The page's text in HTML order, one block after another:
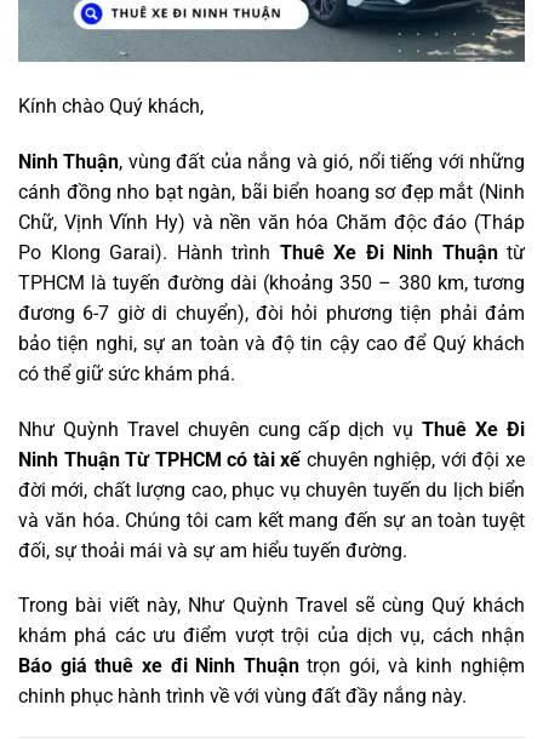
Kính chào Quý khách,
Ninh Thuận, vùng đất của nắng và gió, nổi tiếng với những
cánh đồng nho bạt ngàn, bãi biển hoang sơ đẹp mắt (Ninh
Chữ, Vịnh Vĩnh Hy) và nền văn hóa Chăm độc đáo (Tháp
Po Klong Garai). Hành trình Thuê Xe Đi Ninh Thuậntừ
TPHCM là tuyến đường dài (khoảng 350 – 380 km, tương
đương 6-7 giờ di chuyển), đòi hỏi phương tiện phải đảm
bảo tiện nghi, sự an toàn và độ tin cậy cao để Quý khách
có thể giữ sức khám phá.
Như Quỳnh Travel chuyên cung cấp dịch vụThuê Xe Đi
Ninh Thuận Từ TPHCM có tài xếchuyên nghiệp, với đội xe
đời mới, chất lượng cao, phục vụ chuyên tuyến du lịch biển
và văn hóa. Chúng tôi cam kết mang đến sự an toàn tuyệt
đối, sự thoải mái và sự am hiểu tuyến đường.
Trong bài viết này, Như Quỳnh Travel sẽ cùng Quý khách
khám phá các ưu điểm vượt trội của dịch vụ, cách nhận
Báo giá thuê xe đi Ninh Thuậntrọn gói, và kinh nghiệm
chinh phục hành trình về với vùng đất đầy nắng này.